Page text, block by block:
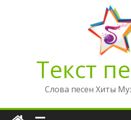
Текст
Слова песен Хиты